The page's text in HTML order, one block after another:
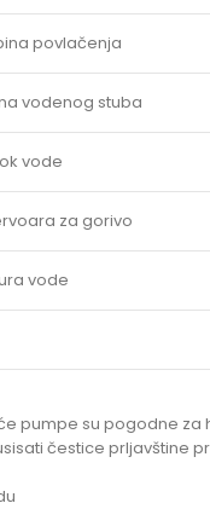
povlačenja
vodenog stuba
vode
za gorivo
vode
pumpe su pogodne za
čestice prljavštine